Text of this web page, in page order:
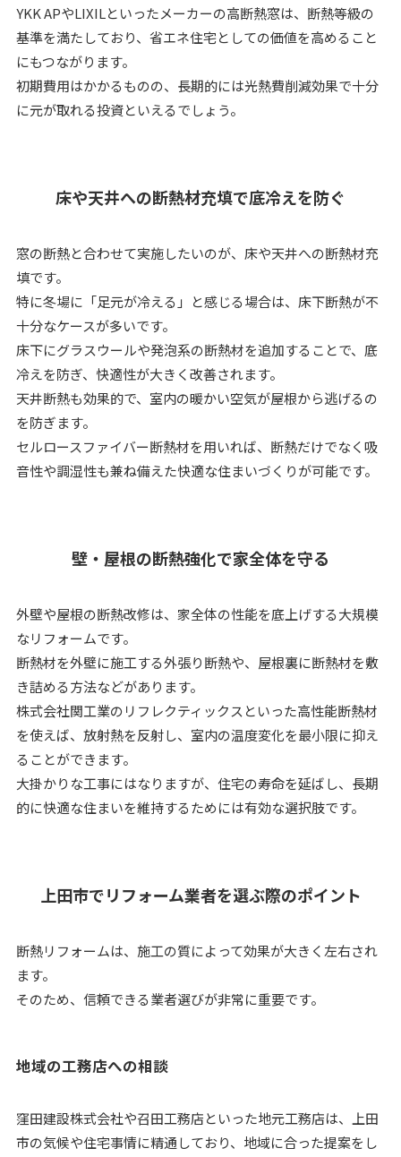
YKK APやLIXILといったメーカーの高断熱窓は、断熱等級の
基準を満たしており、省エネ住宅としての価値を高めること
にもつながります。
初期費用はかかるものの、長期的には光熱費削減効果で十分
に元が取れる投資といえるでしょう。
床や天井への断熱材充填で底冷えを防ぐ
窓の断熱と合わせて実施したいのが、床や天井への断熱材充
填です。
特に冬場に「足元が冷える」と感じる場合は、床下断熱が不
十分なケースが多いです。
床下にグラスウールや発泡系の断熱材を追加することで、底
冷えを防ぎ、快適性が大きく改善されます。
天井断熱も効果的で、室内の暖かい空気が屋根から逃げるの
を防ぎます。
セルロースファイバー断熱材を用いれば、断熱だけでなく吸
音性や調湿性も兼ね備えた快適な住まいづくりが可能です。
壁・屋根の断熱強化で家全体を守る
外壁や屋根の断熱改修は、家全体の性能を底上げする大規模
なリフォームです。
断熱材を外壁に施工する外張り断熱や、屋根裏に断熱材を敷
き詰める方法などがあります。
株式会社関工業のリフレクティックスといった高性能断熱材
を使えば、放射熱を反射し、室内の温度変化を最小限に抑え
ることができます。
大掛かりな工事にはなりますが、住宅の寿命を延ばし、長期
的に快適な住まいを維持するためには有効な選択肢です。
上田市でリフォーム業者を選ぶ際のポイント
断熱リフォームは、施工の質によって効果が大きく左右され
ます。
そのため、信頼できる業者選びが非常に重要です。
地域の工務店への相談
窪田建設株式会社や召田工務店といった地元工務店は、上田
市の気候や住宅事情に精通しており、地域に合った提案をし